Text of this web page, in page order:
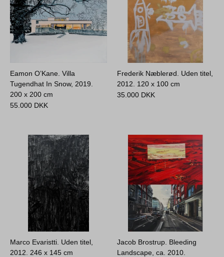
Eamon O’Kane. Villa
Tugendhat In Snow, 2019.
200 x 200 cm
55.000 DKK
Frederik Næblerød. Uden titel,
2012. 120 x 100 cm
35.000 DKK
Marco Evaristti. Uden titel,
2012. 246 x 145 cm
Jacob Brostrup. Bleeding
Landscape, ca. 2010.